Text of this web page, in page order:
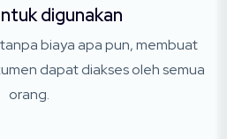
digunakan
biaya apa pun, membuat
dapat diakses oleh semua
orang.